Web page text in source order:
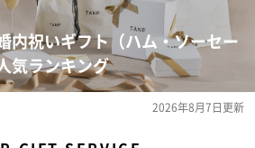
内祝いギフト（ハム・ソーセー
気ランキング
2026年8月7日更新